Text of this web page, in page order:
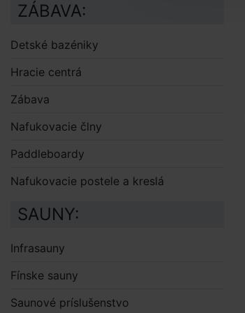
ZÁBAVA:
Detské bazéniky
Hracie centrá
Zábava
Nafukovacie člny
Paddleboardy
Nafukovacie postele a kreslá
SAUNY:
Infrasauny
Fínske sauny
Saunové príslušenstvo